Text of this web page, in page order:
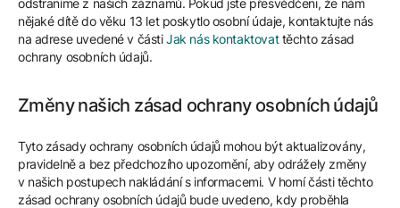
odstraníme z našich záznamů. Pokud jste přesvědčeni, že nám
nějaké dítě do věku 13 let poskytlo osobní údaje, kontaktujte nás
na adrese uvedené v částiJak nás kontaktovattěchto zásad
ochrany osobních údajů.
Změny našich zásad ochrany osobních údajů
Tyto zásady ochrany osobních údajů mohou být aktualizovány,
pravidelně a bez předchozího upozornění, aby odrážely změny
v našich postupech nakládání s informacemi. V horní části těchto
zásad ochrany osobních údajů bude uvedeno, kdy proběhla